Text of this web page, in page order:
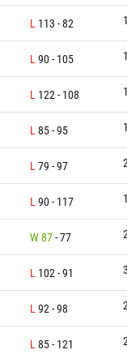
L 113 -82
L 90- 105
L 122 - 108
L 85-95
L 79 -97
L 90- 117
W87-77
L 102 -91
L 92 -98
L 85- 121